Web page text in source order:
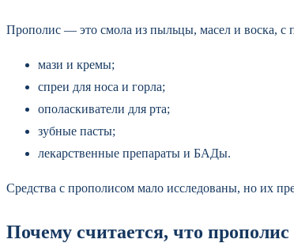
Прополис — это смола из пыльцы, масел и воска, с
мази и кремы;
спреи для носа и горла;
ополаскиватели для рта;
зубные пасты;
лекарственные препараты и БАДы.
Средства с прополисом мало исследованы, но их
Почему считается, что